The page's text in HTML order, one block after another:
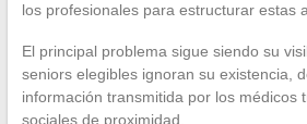
los profesionales para estructurar estas
El principal problema sigue siendo su
seniors elegibles ignoran su existencia,
información transmitida por los médicos
sociales de proximidad.